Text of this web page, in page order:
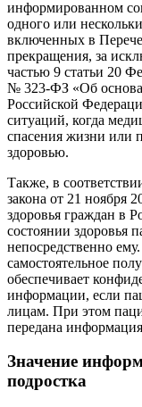
информированном
одного или
включенных в
прекращения, за
частью 9 статьи 20
№ 323-ФЗ «Об
Российской
ситуаций, когда
спасения жизни или
здоровью.
Также, в
закона от 21 ноября
здоровья граждан в
состоянии здоровья
непосредственно
самостоятельное
обеспечивает
информации, если
лицам. При этом
передана
Значение
подростка